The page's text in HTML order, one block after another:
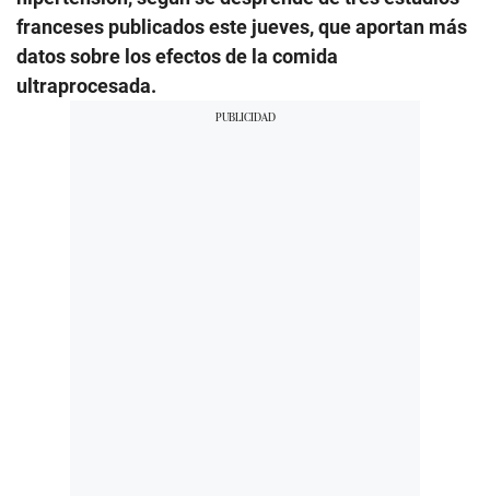
franceses publicados este jueves, que aportan más
datos sobre los efectos de la comida
ultraprocesada.